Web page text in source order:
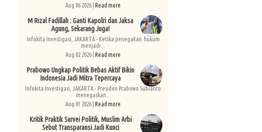
Aug 06 2026 | Read more
M Rizal Fadillah : Ganti Kapolri dan Jaksa
Agung, Sekarang Juga!
Infokita Investigasi, JAKARTA - Ketika penegakan hukum
menjadi...
Aug 02 2026 | Read more
Prabowo Ungkap Politik Bebas Aktif Bikin
Indonesia Jadi Mitra Tepercaya
Infokita Investigasi, JAKARTA - Presiden Prabowo Subianto
menegaskan...
Aug 01 2026 | Read more
Kritik Praktik Survei Politik, Muslim Arbi
Sebut Transparansi Jadi Kunci